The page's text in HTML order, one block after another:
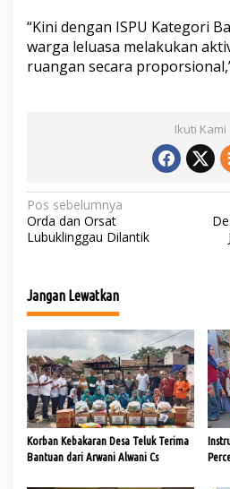
“Kini dengan ISPU Kategori
warga leluasa melakukan
ruangan secara
Ikuti Kami
N
a
i
g
a
s
i
p
o
s
Pos sebelumnya
Orda dan Orsat
Lubuklinggau Dilantik
Jangan Lewatkan
Korban Kebakaran Desa Teluk Terima
Bantuan dari Arwani Alwani Cs